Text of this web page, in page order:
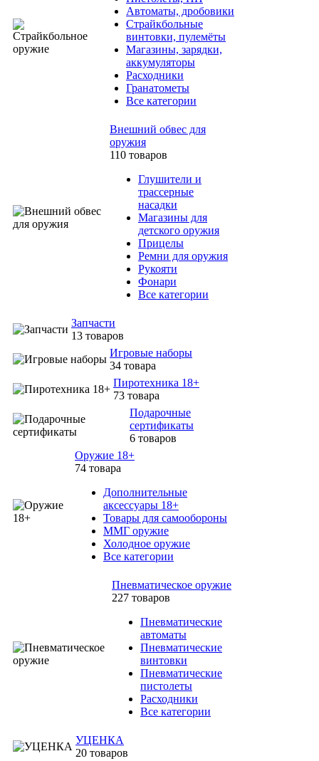
Автоматы, дробовики
Страйкбольные
винтовки, пулемёты
Магазины, зарядки,
аккумуляторы
Расходники
Гранатометы
Все категории
Внешний обвес для
оружия
110 товаров
Глушители и
трассерные
насадки
Магазины для
детского оружия
Прицелы
Ремни для оружия
Рукояти
Фонари
Все категории
Запчасти
13 товаров
Игровые наборы
34 товара
Пиротехника 18+
73 товара
Подарочные
сертификаты
6 товаров
Оружие 18+
74 товара
Дополнительные
аксессуары 18+
Товары для самообороны
ММГ оружие
Холодное оружие
Все категории
Пневматическое оружие
227 товаров
Пневматические
автоматы
Пневматические
винтовки
Пневматические
пистолеты
Расходники
Все категории
УЦЕНКА
20 товаров